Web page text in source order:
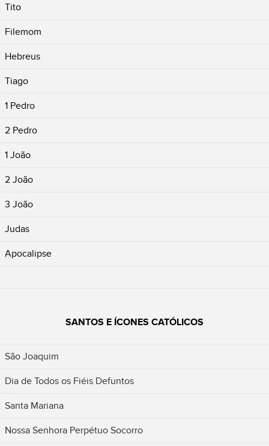
Tito
Filemom
Hebreus
Tiago
1 Pedro
2 Pedro
1 João
2 João
3 João
Judas
Apocalipse
SANTOS E ÍCONES CATÓLICOS
São Joaquim
Dia de Todos os Fiéis Defuntos
Santa Mariana
Nossa Senhora Perpétuo Socorro